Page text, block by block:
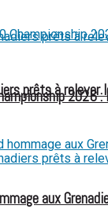
prêts à
aux